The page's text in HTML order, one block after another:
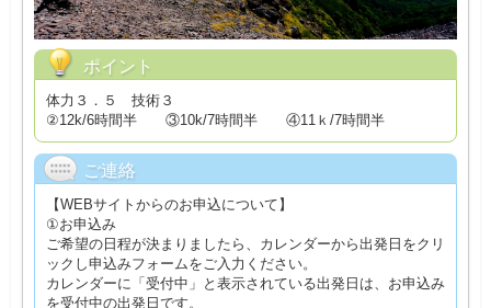
ポイント
体力３．５ 技術３
②12k/6時間半 ③10k/7時間半 ④11ｋ/7時間半
ご連絡
【WEBサイトからのお申込について】
①お申込み
ご希望の日程が決まりましたら、カレンダーから出発日をクリ
ックし申込みフォームをご入力ください。
カレンダーに「受付中」と表示されている出発日は、お申込み
を受付中の出発日です。